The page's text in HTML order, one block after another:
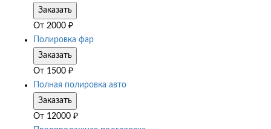
Заказать
От 2000 ₽
Полировка фар
Заказать
От 1500 ₽
Полная полировка авто
Заказать
От 12000 ₽